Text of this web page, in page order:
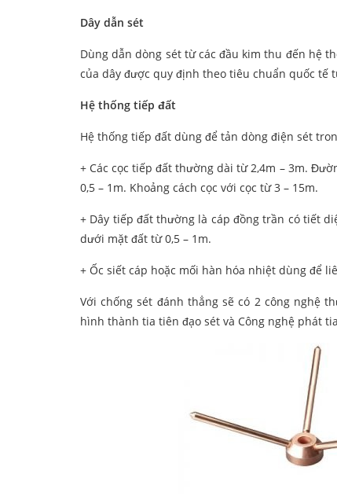
Dây dẫn sét
Dùng dẫn dòng sét từ các đầu kim thu đến hệ
của dây được quy định theo tiêu chuẩn quốc tế
Hệ thống tiếp đất
Hệ thống tiếp đất dùng để tản dòng điện sét
+ Các cọc tiếp đất thường dài từ 2,4m – 3m.
0,5 – 1m. Khoảng cách cọc với cọc từ 3 – 15m.
+ Dây tiếp đất thường là cáp đồng trần có tiết
dưới mặt đất từ 0,5 – 1m.
+ Ốc siết cáp hoặc mối hàn hóa nhiệt dùng để
Với chống sét đánh thẳng sẽ có 2 công nghệ
hình thành tia tiên đạo sét và Công nghệ phát